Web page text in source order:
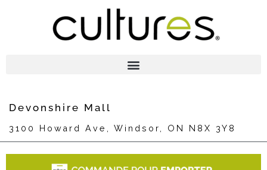
Devonshire Mall
3100 Howard Ave, Windsor, ON N8X 3Y8